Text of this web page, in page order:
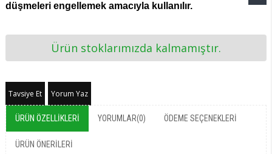
düşmeleri engellemek amacıyla kullanılır.
Ürün stoklarımızda kalmamıştır.
Tavsiye Et Yorum Yaz
ÜRÜN ÖZELLIKLERI YORUMLAR(0) ÖDEME SEÇENEKLERI
ÜRÜN ÖNERILERI